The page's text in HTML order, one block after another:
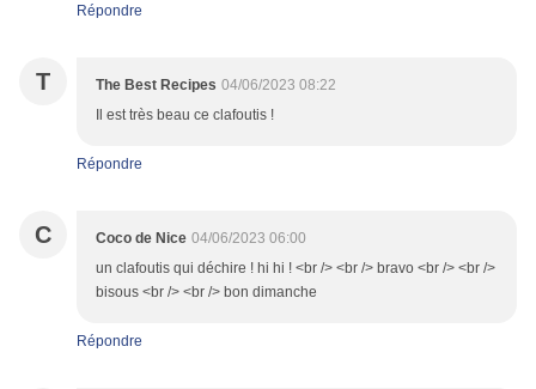
Répondre
T The Best Recipes 04/06/2023 08:22
Il est très beau ce clafoutis !
Répondre
C Coco de Nice 04/06/2023 06:00
un clafoutis qui déchire ! hi hi ! <br /> <br /> bravo <br /> <br />
bisous <br /> <br /> bon dimanche
Répondre